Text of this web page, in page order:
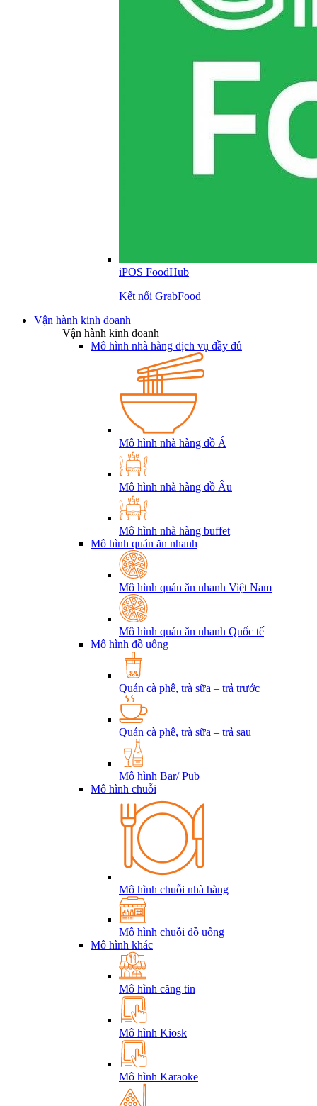
iPOS FoodHub
Kết nối GrabFood
Vận hành kinh doanh
Vận hành kinh doanh
Mô hình nhà hàng dịch vụ đầy đủ
Mô hình nhà hàng đồ Á
Mô hình nhà hàng đồ Âu
Mô hình nhà hàng buffet
Mô hình quán ăn nhanh
Mô hình quán ăn nhanh Việt Nam
Mô hình quán ăn nhanh Quốc tế
Mô hình đồ uống
Quán cà phê, trà sữa – trả trước
Quán cà phê, trà sữa – trả sau
Mô hình Bar/ Pub
Mô hình chuỗi
Mô hình chuỗi nhà hàng
Mô hình chuỗi đồ uống
Mô hình khác
Mô hình căng tin
Mô hình Kiosk
Mô hình Karaoke